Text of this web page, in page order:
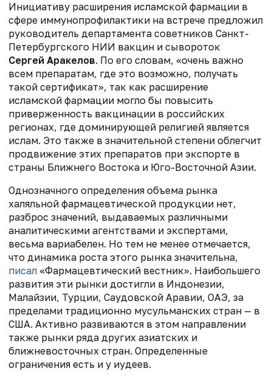
Инициативу расширения исламской фармации в
сфере иммунопрофилактики на встрече предложил
руководитель департамента советников Санкт-
Петербургского НИИ вакцин и сывороток
Сергей Аракелов. По его словам, «очень важно
всем препаратам, где это возможно, получать
такой сертификат», так как расширение
исламской фармации могло бы повысить
приверженность вакцинации в российских
регионах, где доминирующей религией является
ислам. Это также в значительной степени облегчит
продвижение этих препаратов при экспорте в
страны Ближнего Востока и Юго-Восточной Азии.
Однозначного определения объема рынка
халяльной фармацевтической продукции нет,
разброс значений, выдаваемых различными
аналитическими агентствами и экспертами,
весьма вариабелен. Но тем не менее отмечается,
что динамика роста этого рынка значительна,
писал «Фармацевтический вестник». Наибольшего
развития эти рынки достигли в Индонезии,
Малайзии, Турции, Саудовской Аравии, ОАЭ, за
пределами традиционно мусульманских стран — в
США. Активно развиваются в этом направлении
также рынки ряда других азиатских и
ближневосточных стран. Определенные
ограничения есть и у иудеев.